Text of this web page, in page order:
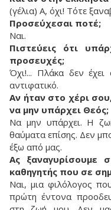
(γέλια) Α, όχι! Τότε
Προσεύχεσαι ποτέ;
Ναι.
Πιστεύεις ότι
προσευχές;
Όχι!... Πλάκα δεν έχει
αντιφατικό.
Αν ήταν στο χέρι
να μην υπάρχει Θεός;
Να μην υπάρχει. Η
θαύματα επίσης. Δεν
έξω από μας.
Ας ξαναγυρίσουμε
καθηγητής που σε
Ναι, μια φιλόλογος
πρώτη έντονα